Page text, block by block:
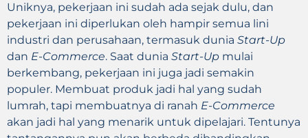
Uniknya, pekerjaan ini sudah ada sejak dulu, dan
pekerjaan ini diperlukan oleh hampir semua lini
industri dan perusahaan, termasuk dunia Start-Up
dan E-Commerce. Saat dunia Start-Up mulai
berkembang, pekerjaan ini juga jadi semakin
populer. Membuat produk jadi hal yang sudah
lumrah, tapi membuatnya di ranah E-Commerce
akan jadi hal yang menarik untuk dipelajari. Tentunya